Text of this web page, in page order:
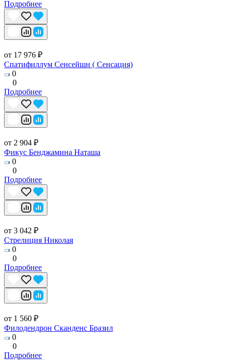
Подробнее
от 17 976 ₽
Спатифиллум Сенсейшн ( Сенсация)
0
0
Подробнее
от 2 904 ₽
Фикус Бенджамина Наташа
0
0
Подробнее
от 3 042 ₽
Стрелиция Николая
0
0
Подробнее
от 1 560 ₽
Филодендрон Сканденс Бразил
0
0
Подробнее